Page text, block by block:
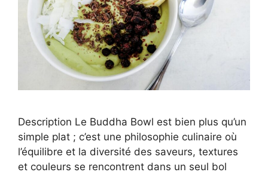
Description Le Buddha Bowl est bien plus qu’un
simple plat ; c’est une philosophie culinaire où
l’équilibre et la diversité des saveurs, textures
et couleurs se rencontrent dans un seul bol